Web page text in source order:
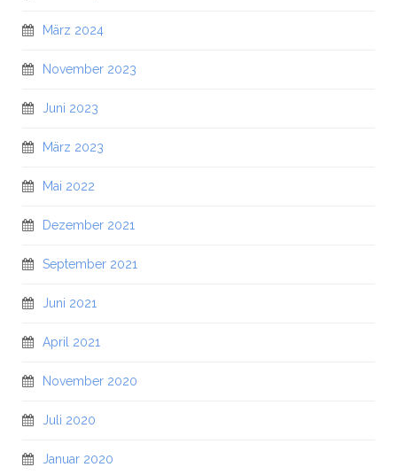
März 2024
November 2023
Juni 2023
März 2023
Mai 2022
Dezember 2021
September 2021
Juni 2021
April 2021
November 2020
Juli 2020
Januar 2020